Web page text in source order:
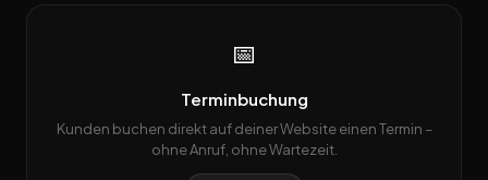
📅
Terminbuchung
Kunden buchen direkt auf deiner Website einen Termin –
ohne Anruf, ohne Wartezeit.